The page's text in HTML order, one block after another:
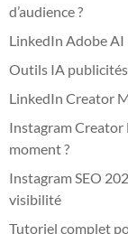
d’audience ?
LinkedIn Adobe AI
Outils IA publicités
LinkedIn Creator
Instagram Creator
moment ?
Instagram SEO
visibilité
Tutoriel complet